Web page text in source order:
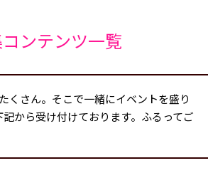
ンテンツ一覧
くさん。そこで一緒にイベントを盛り
から受け付けております。ふるってご